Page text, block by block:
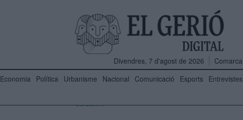
Divendres, 7 d'agost de 2026
Comarca
Economia Política Urbanisme Nacional Comunicació Esports Entrevistes
SOCIETAT